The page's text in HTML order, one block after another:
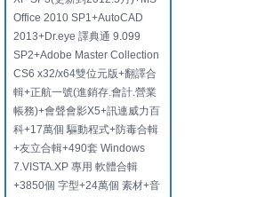
Office 2010 SP1+AutoCAD
2013+Dr.eye 譯典通 9.099
SP2+Adobe Master Collection
CS6 x32/x64雙位元版+翻譯合
輯+正航一號(進銷存.會計.營業
帳務)+會聲會影X5+訊連威力百
科+17萬個 驅動程式+防毒合輯
+友立合輯+490套 Windows
7.VISTA.XP 專用 軟體合輯
+3850個 字型+24萬個 素材+音